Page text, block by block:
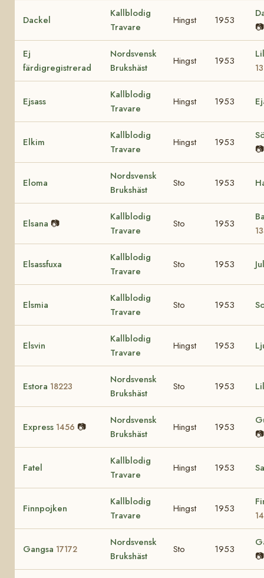
Dackel
Kallblodig
Travare
Hingst 1953
📷
Ej
färdigregistrerad
Nordsvensk
Brukshäst
Hingst 1953
Ejsass
Kallblodig
Travare
Hingst 1953
Elkim
Kallblodig
Travare
Hingst 1953
📷
Eloma
Nordsvensk
Brukshäst
Sto 1953
Elsana 📷
Kallblodig
Travare
Sto 1953
Elsassfuxa
Kallblodig
Travare
Sto 1953
Elsmia
Kallblodig
Travare
Sto 1953
Elsvin
Kallblodig
Travare
Hingst 1953
Estora 18223
Nordsvensk
Brukshäst
Sto 1953
Express 1456 📷
Nordsvensk
Brukshäst
Hingst 1953
📷
Fatel
Kallblodig
Travare
Hingst 1953
Finnpojken
Kallblodig
Travare
Hingst 1953
Gangsa 17172
Nordsvensk
Brukshäst
Sto 1953
📷